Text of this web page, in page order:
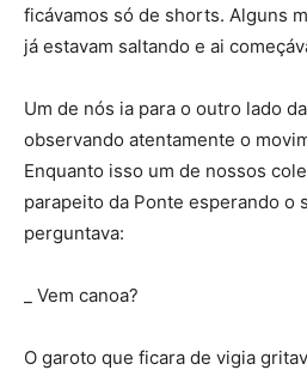
ficávamos só de shorts. Alguns
já estavam saltando e ai
Um de nós ia para o outro lado
observando atentamente o
Enquanto isso um de nossos
parapeito da Ponte esperando o
perguntava:
_ Vem canoa?
O garoto que ficara de vigia